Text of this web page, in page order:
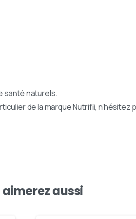
santé naturels.
de la marque Nutrifii, n’hésitez
aussi